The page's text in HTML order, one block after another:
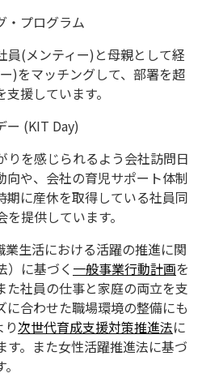
・プログラム
員(メンティー)と母親として経
)をマッチングして、部署を超
援しています。
ー (KIT Day)
りを感じられるよう会社訪問日
向や、会社の育児サポート体制
期に産休を取得している社員同
提供しています。
生活における活躍の推進に関
）に基づく 一般事業行動計画を
た社員の仕事と家庭の両立を支
に合わせた職場環境の整備にも
次世代育成支援対策推進法に
す。また女性活躍推進法に基づ